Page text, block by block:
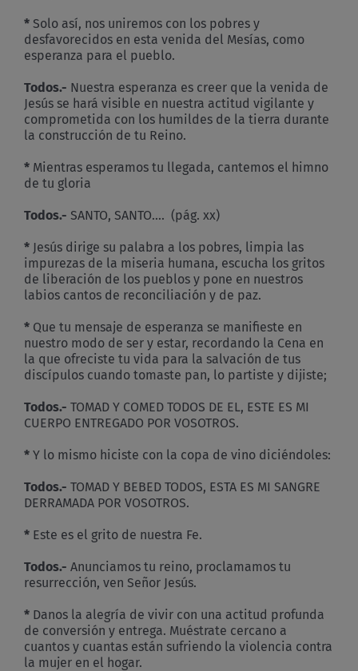
* Solo así, nos uniremos con los pobres y
desfavorecidos en esta venida del Mesías, como
esperanza para el pueblo.
Todos.- Nuestra esperanza es creer que la venida de
Jesús se hará visible en nuestra actitud vigilante y
comprometida con los humildes de la tierra durante
la construcción de tu Reino.
* Mientras esperamos tu llegada, cantemos el himno
de tu gloria
Todos.- SANTO, SANTO…. (pág. xx)
* Jesús dirige su palabra a los pobres, limpia las
impurezas de la miseria humana, escucha los gritos
de liberación de los pueblos y pone en nuestros
labios cantos de reconciliación y de paz.
* Que tu mensaje de esperanza se manifieste en
nuestro modo de ser y estar, recordando la Cena en
la que ofreciste tu vida para la salvación de tus
discípulos cuando tomaste pan, lo partiste y dijiste;
Todos.- TOMAD Y COMED TODOS DE EL, ESTE ES MI
CUERPO ENTREGADO POR VOSOTROS.
* Y lo mismo hiciste con la copa de vino diciéndoles:
Todos.- TOMAD Y BEBED TODOS, ESTA ES MI SANGRE
DERRAMADA POR VOSOTROS.
* Este es el grito de nuestra Fe.
Todos.- Anunciamos tu reino, proclamamos tu
resurrección, ven Señor Jesús.
* Danos la alegría de vivir con una actitud profunda
de conversión y entrega. Muéstrate cercano a
cuantos y cuantas están sufriendo la violencia contra
la mujer en el hogar.